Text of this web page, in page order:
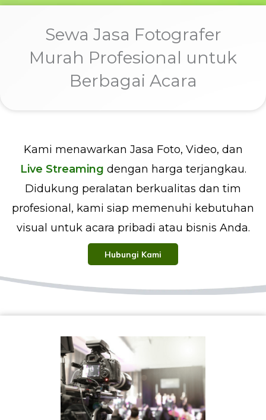
Sewa Jasa Fotografer
Murah Profesional untuk
Berbagai Acara
Kami menawarkan Jasa Foto, Video, dan
Live Streaming dengan harga terjangkau.
Didukung peralatan berkualitas dan tim
profesional, kami siap memenuhi kebutuhan
visual untuk acara pribadi atau bisnis Anda.
Hubungi Kami